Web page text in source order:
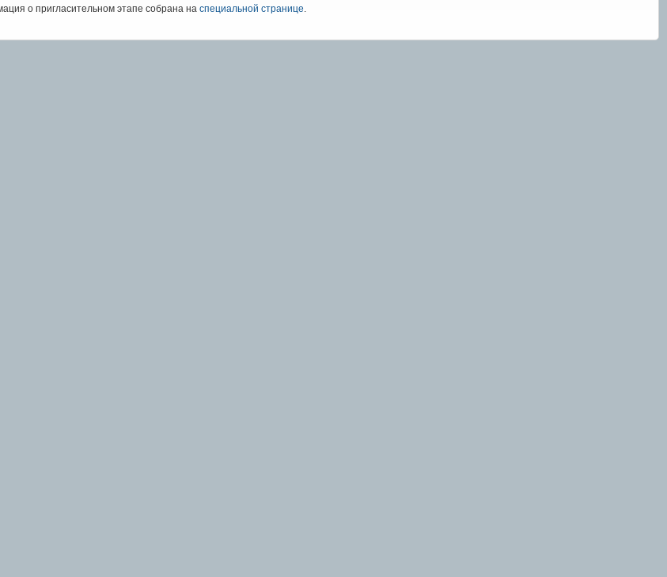
о пригласительном этапе собрана на специальной странице.